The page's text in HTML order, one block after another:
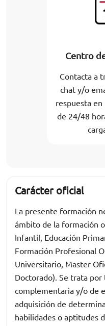
Centro
Contacta a
chat y/o
respuesta
de 24/48
Carácter oficial
La presente formación
ámbito de la formación
Infantil, Educación
Formación Profesional
Universitario, Master
Doctorado). Se trata
complementaria y/o de
adquisición de
habilidades o aptitudes